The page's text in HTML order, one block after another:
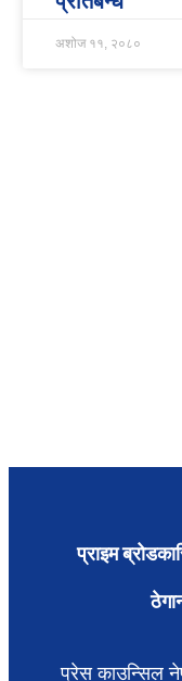
अशोज ११, २०८०
प्राइम
प्रेस काउन्सिल